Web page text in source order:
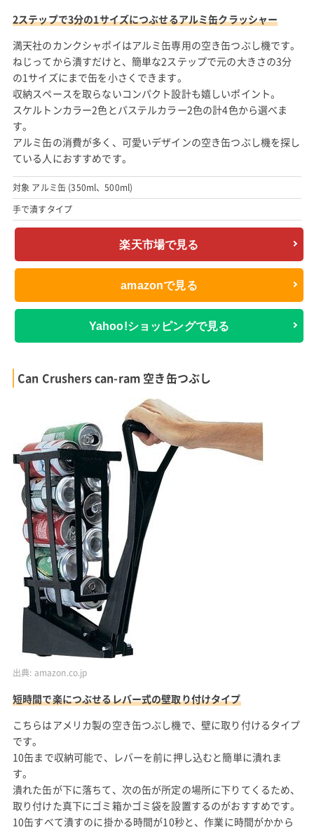
2ステップで3分の1サイズにつぶせるアルミ缶クラッシャー
満天社のカンクシャポイはアルミ缶専用の空き缶つぶし機です。
ねじってから潰すだけと、簡単な2ステップで元の大きさの3分
の1サイズにまで缶を小さくできます。
収納スペースを取らないコンパクト設計も嬉しいポイント。
スケルトンカラー2色とパステルカラー2色の計4色から選べま
す。
アルミ缶の消費が多く、可愛いデザインの空き缶つぶし機を探し
ている人におすすめです。
対象 アルミ缶 (350ml、500ml)
手で潰すタイプ
楽天市場で見る
amazonで見る
Yahoo!ショッピングで見る
Can Crushers can-ram 空き缶つぶし
出典: amazon.co.jp
短時間で楽につぶせるレバー式の壁取り付けタイプ
こちらはアメリカ製の空き缶つぶし機で、壁に取り付けるタイプ
です。
10缶まで収納可能で、レバーを前に押し込むと簡単に潰れま
す。
潰れた缶が下に落ちて、次の缶が所定の場所に下りてくるため、
取り付けた真下にゴミ箱かゴミ袋を設置するのがおすすめです。
10缶すべて潰すのに掛かる時間が10秒と、作業に時間がかから